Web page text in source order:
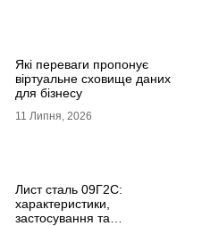
Які переваги пропонує
віртуальне сховище даних
для бізнесу
11 Липня, 2026
Лист сталь 09Г2С:
характеристики,
застосування та